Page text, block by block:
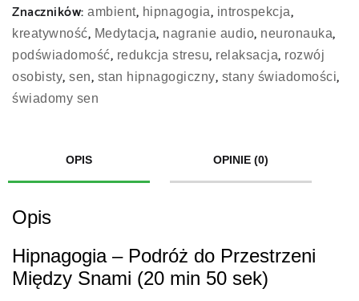
Znaczników: ambient, hipnagogia, introspekcja,
kreatywność, Medytacja, nagranie audio, neuronauka,
podświadomość, redukcja stresu, relaksacja, rozwój
osobisty, sen, stan hipnagogiczny, stany świadomości,
świadomy sen
OPIS OPINIE (0)
Opis
Hipnagogia – Podróż do Przestrzeni
Między Snami (20 min 50 sek)